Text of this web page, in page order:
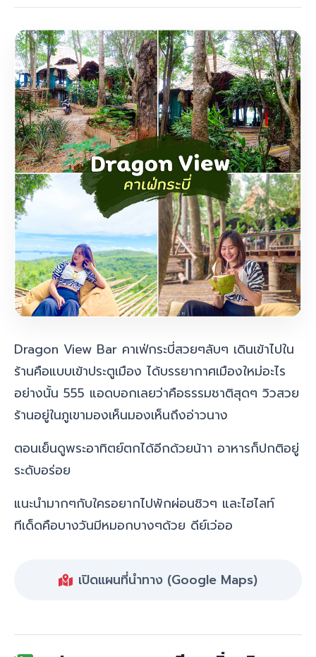
Dragon View Bar คาเฟ่กระบี่สวยๆลับๆ เดินเข้าไปใน
ร้านคือแบบเข้าประตูเมือง ได้บรรยากาศเมืองใหม่อะไร
อย่างนั้น 555 แอดบอกเลยว่าคือธรรมชาติสุดๆ วิวสวย
ร้านอยู่ในภูเขามองเห็นมองเห็นถึงอ่าวนาง
ตอนเย็นดูพระอาทิตย์ตกได้อีกด้วยน้าา อาหารก็ปกติอยู่
ระดับอร่อย
แนะนำมากๆกับใครอยากไปพักผ่อนชิวๆ และไฮไลท์
ทีเด็ดคือบางวันมีหมอกบางๆด้วย ดีย์เว่ออ
เปิดแผนที่นำทาง (Google Maps)